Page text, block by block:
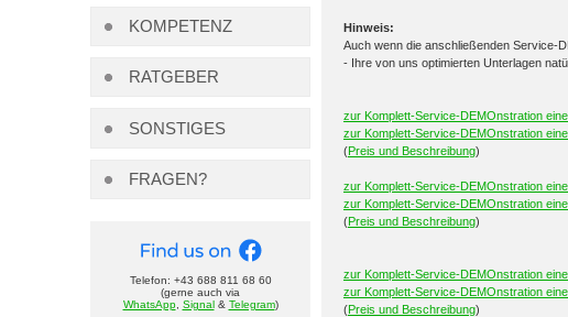
KOMPETENZ
RATGEBER
SONSTIGES
FRAGEN?
Telefon: +43 688 811 68 60
(gerne auch via
WhatsApp, Signal& Telegram)
Hinweis:
Auch wenn die anschließenden Service-
- Ihre von uns optimierten Unterlagen
zur Komplett-Service-DEMOnstration
zur Komplett-Service-DEMOnstration
(Preis und Beschreibung)
zur Komplett-Service-DEMOnstration
zur Komplett-Service-DEMOnstration
(Preis und Beschreibung)
zur Komplett-Service-DEMOnstration
zur Komplett-Service-DEMOnstration
(Preis und Beschreibung)